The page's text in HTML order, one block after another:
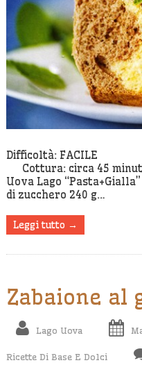
Difficoltà: FACILE
Cottura: circa 45
Uova Lago
di zucchero 240 g…
Leggi tutto →
Zabaione al
Lago Uova
Ricette Di Base E Dolci